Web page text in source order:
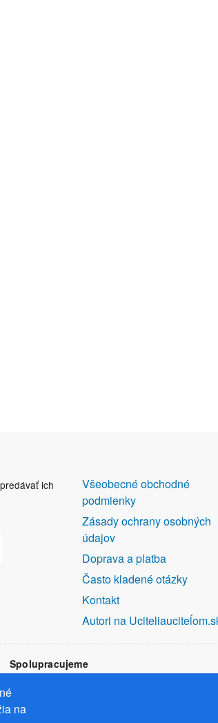
ich
na
DALŠÍ
ODKAZY
Všeobecné obchodné
podmienky
Zásady ochrany osobných
údajov
Doprava a platba
Často kladené otázky
Kontakt
Autori na
Spolupracujeme